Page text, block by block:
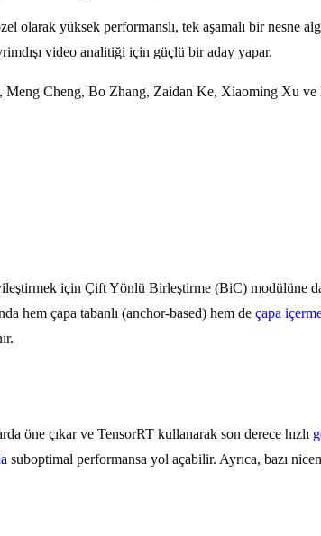
yüksek performanslı, tek aşamalı bir nesne
video analitiği için güçlü bir aday yapar.
Cheng, Bo Zhang, Zaidan Ke, Xiaoming Xu ve
için Çift Yönlü Birleştirme (BiC) modülüne
hem çapa tabanlı (anchor-based) hem de çapa
öne çıkar ve TensorRT kullanarak son derece hızlı
suboptimal performansa yol açabilir. Ayrıca, bazı